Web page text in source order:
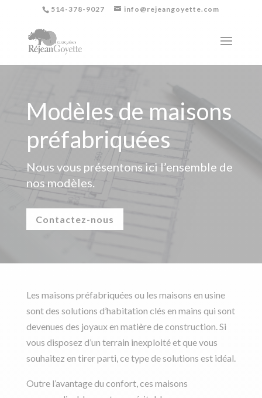
514-378-9027 info@rejeangoyette.com
Modèles de maisons
préfabriquées
Nous vous présentons ici l’ensemble de
nos modèles.
Contactez-nous
Les maisons préfabriquées ou les maisons en usine
sont des solutions d’habitation clés en mains qui sont
devenues des joyaux en matière de construction. Si
vous disposez d’un terrain inexploité et que vous
souhaitez en tirer parti, ce type de solutions est idéal.
Outre l’avantage du confort, ces maisons